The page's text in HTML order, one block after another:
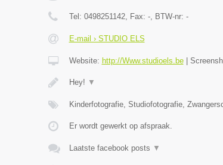
Tel: 0498251142, Fax: -, BTW-nr: -
E-mail › STUDIO ELS
Website: http://Www.studioels.be|
Hey! ▼
Kinderfotografie, Studiofotografie,
Er wordt gewerkt op afspraak.
Laatste facebook posts ▼